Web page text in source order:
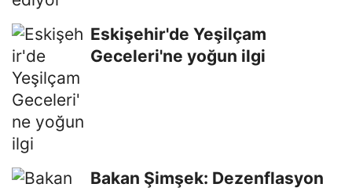
Eskişehir'de Yeşilçam
Geceleri'ne yoğun ilgi
Bakan Şimşek: Dezenflasyon